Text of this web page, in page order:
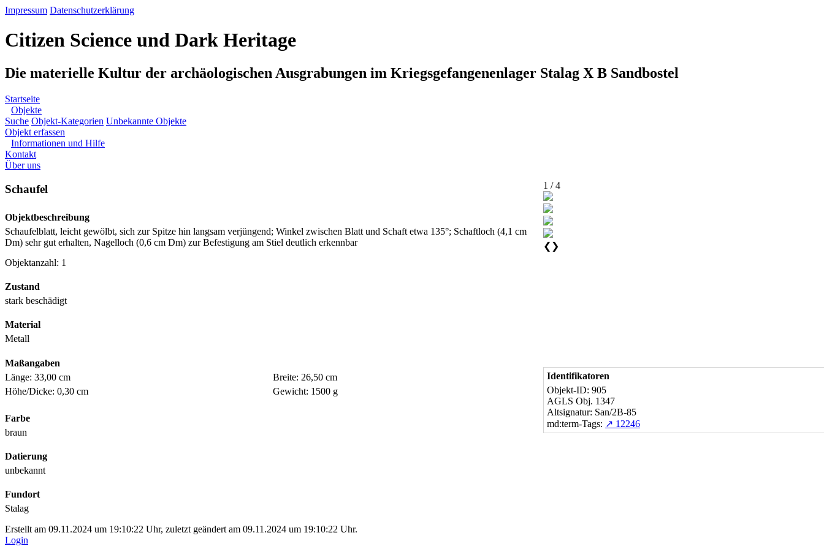
Impressum Datenschutzerklärung
Citizen Science und Dark Heritage
Die materielle Kultur der archäologischen Ausgrabungen im Kriegsgefangenenlager Stalag X B Sandbostel
Startseite
Objekte
Suche Objekt-Kategorien Unbekannte Objekte
Objekt erfassen
Informationen und Hilfe
Kontakt
Über uns
Schaufel
Objektbeschreibung
Schaufelblatt, leicht gewölbt, sich zur Spitze hin langsam verjüngend; Winkel zwischen Blatt und Schaft etwa 135°; Schaftloch (4,1 cm
Dm) sehr gut erhalten, Nagelloch (0,6 cm Dm) zur Befestigung am Stiel deutlich erkennbar
Objektanzahl: 1
Zustand
stark beschädigt
Material
Metall
Maßangaben
Länge: 33,00 cm
Breite: 26,50 cm
Höhe/Dicke: 0,30 cm
Gewicht: 1500 g
Farbe
braun
Datierung
unbekannt
1 / 4
❮ ❯
Identifikatoren
Objekt-ID: 905
AGLS Obj. 1347
Altsignatur: San/2B-85
md:term-Tags: ↗ 12246
Fundort
Stalag
Erstellt am 09.11.2024 um 19:10:22 Uhr, zuletzt geändert am 09.11.2024 um 19:10:22 Uhr.
Login